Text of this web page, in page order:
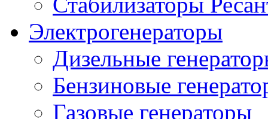
Электрогенераторы
Дизельные
Бензиновые
Газовые генераторы